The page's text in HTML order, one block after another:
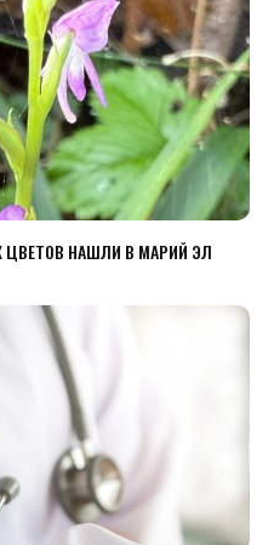
НАШЛИ В МАРИЙ ЭЛ